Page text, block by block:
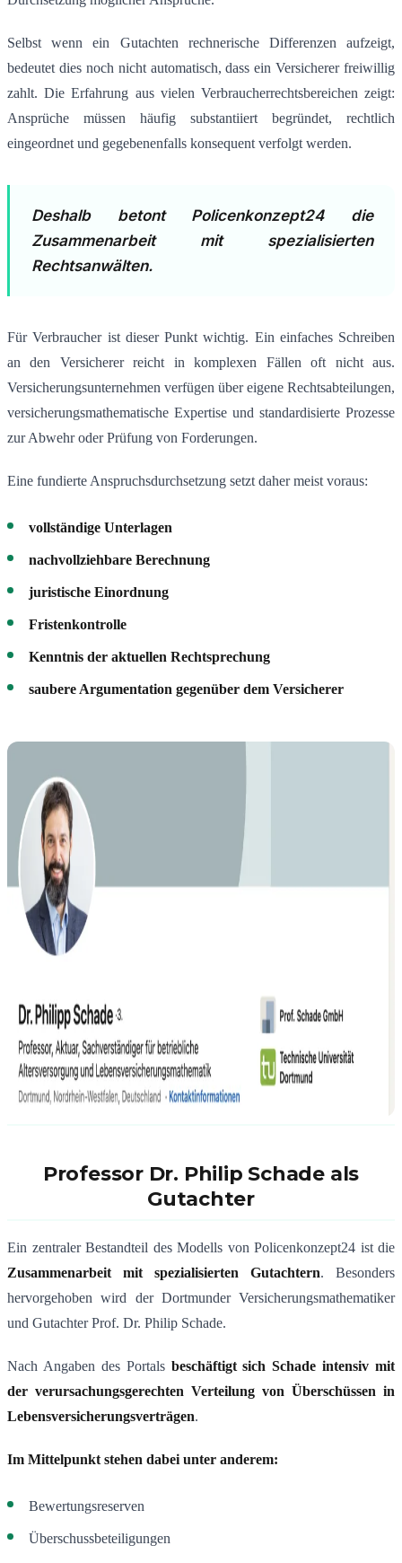
Selbst wenn ein Gutachten rechnerische Differenzen aufzeigt,
bedeutet dies noch nicht automatisch, dass ein Versicherer freiwillig
zahlt. Die Erfahrung aus vielen Verbraucherrechtsbereichen zeigt:
Ansprüche müssen häufig substantiiert begründet, rechtlich
eingeordnet und gegebenenfalls konsequent verfolgt werden.
Deshalb betont Policenkonzept24 die
Zusammenarbeit mit spezialisierten
Rechtsanwälten.
Für Verbraucher ist dieser Punkt wichtig. Ein einfaches Schreiben
an den Versicherer reicht in komplexen Fällen oft nicht aus.
Versicherungsunternehmen verfügen über eigene Rechtsabteilungen,
versicherungsmathematische Expertise und standardisierte Prozesse
zur Abwehr oder Prüfung von Forderungen.
Eine fundierte Anspruchsdurchsetzung setzt daher meist voraus:
vollständige Unterlagen
nachvollziehbare Berechnung
juristische Einordnung
Fristenkontrolle
Kenntnis der aktuellen Rechtsprechung
saubere Argumentation gegenüber dem Versicherer
Professor Dr. Philip Schade als
Gutachter
Ein zentraler Bestandteil des Modells von Policenkonzept24 ist die
Zusammenarbeit mit spezialisierten Gutachtern. Besonders
hervorgehoben wird der Dortmunder Versicherungsmathematiker
und GutachterProf. Dr. Philip Schade.
Nach Angaben des Portals beschäftigt sich Schade intensiv mit
der verursachungsgerechten Verteilung von Überschüssen in
Lebensversicherungsverträgen.
Im Mittelpunkt stehen dabei unter anderem:
Bewertungsreserven
Überschussbeteiligungen